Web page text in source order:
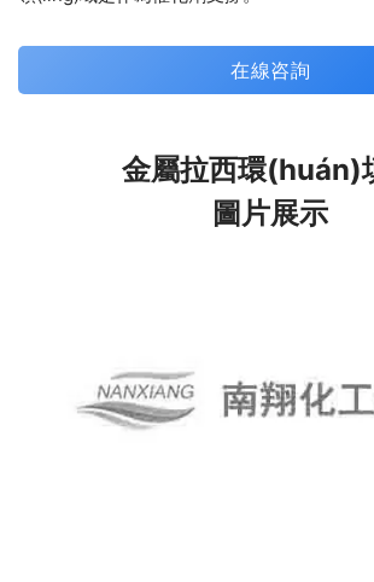
在線咨詢
金屬拉西環(huán)
圖片展示